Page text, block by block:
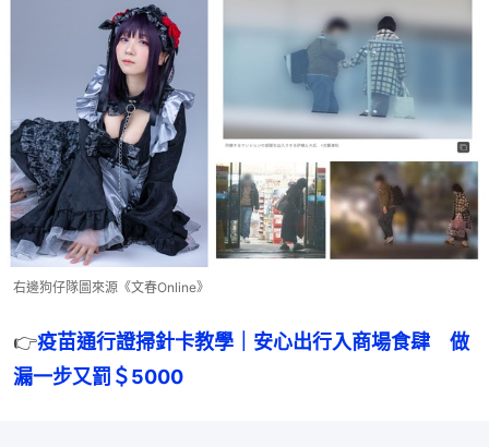
右邊狗仔隊圖來源《文春Online》
👉疫苗通行證掃針卡教學｜安心出行入商場食肆　做
漏一步又罰＄5000